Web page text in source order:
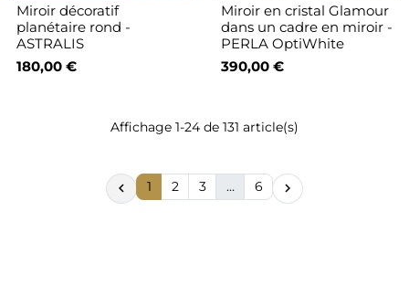
Miroir décoratif
planétaire rond -
ASTRALIS
180,00 €
Miroir en cristal Glamour
dans un cadre en miroir -
PERLA OptiWhite
390,00 €
Affichage 1-24 de 131 article(s)
 1 2 3 … 6 